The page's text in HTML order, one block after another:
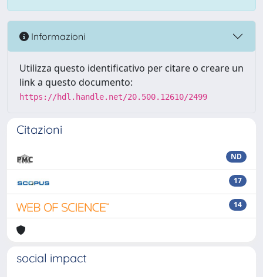
Informazioni
Utilizza questo identificativo per citare o creare un
link a questo documento:
https://hdl.handle.net/20.500.12610/2499
Citazioni
ND
17
14
social impact